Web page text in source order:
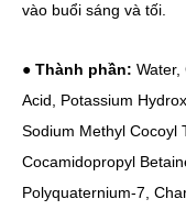
vào buổi sáng và tối.
● Thành phần: Water,
Acid, Potassium
Sodium Methyl Cocoyl
Cocamidopropyl
Polyquaternium-7,